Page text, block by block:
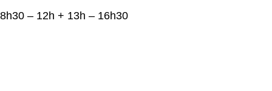
8h30 – 12h + 13h – 16h30